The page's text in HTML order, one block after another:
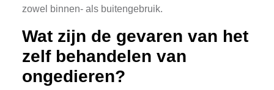
zowel binnen- als buitengebruik.
Wat zijn de gevaren van het
zelf behandelen van
ongedieren?